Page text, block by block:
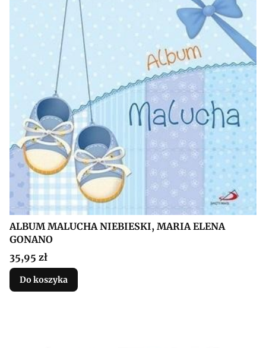
ALBUM MALUCHA NIEBIESKI, MARIA ELENA
GONANO
Cena
35,95 zł
Do koszyka